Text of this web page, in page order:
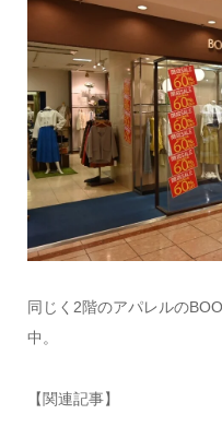
同じく2階のアパレルの
中。
【関連記事】